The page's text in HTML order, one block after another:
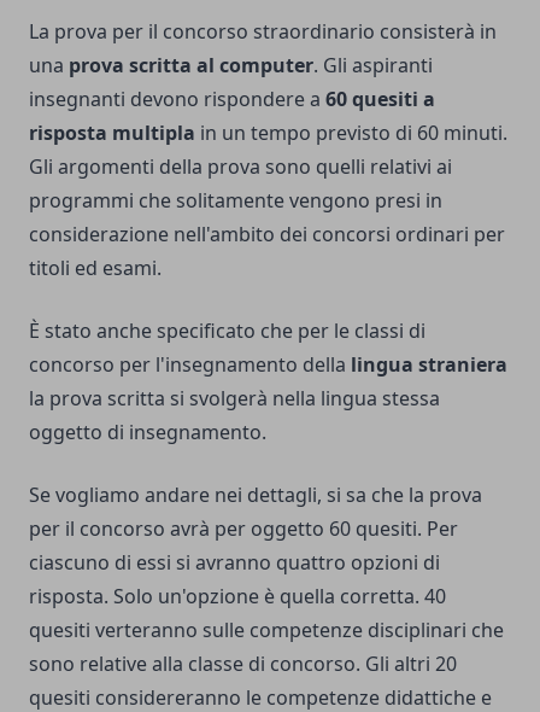
La prova per il concorso straordinario consisterà in
una prova scritta al computer. Gli aspiranti
insegnanti devono rispondere a 60 quesiti a
risposta multipla in un tempo previsto di 60 minuti.
Gli argomenti della prova sono quelli relativi ai
programmi che solitamente vengono presi in
considerazione nell'ambito dei concorsi ordinari per
titoli ed esami.
È stato anche specificato che per le classi di
concorso per l'insegnamento della lingua straniera
la prova scritta si svolgerà nella lingua stessa
oggetto di insegnamento.
Se vogliamo andare nei dettagli, si sa che la prova
per il concorso avrà per oggetto 60 quesiti. Per
ciascuno di essi si avranno quattro opzioni di
risposta. Solo un'opzione è quella corretta. 40
quesiti verteranno sulle competenze disciplinari che
sono relative alla classe di concorso. Gli altri 20
quesiti considereranno le competenze didattiche e